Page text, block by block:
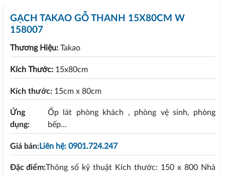
GẠCH TAKAO GỖ THANH 15X80CM W
158007
Thương Hiệu: Takao
Kích Thước: 15x80cm
Kích thước: 15cm x 80cm
Ứng
dụng:
Ốp lát phòng khách , phòng vệ sinh, phòng
bếp...
Giá bán:Liên hệ: 0901.724.247
Đặc điểm:Thông số kỹ thuật Kích thước: 150 x 800 Nhà